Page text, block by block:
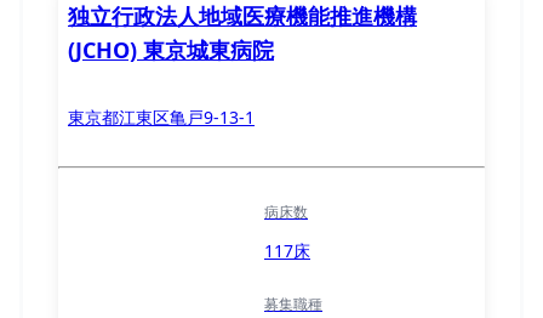
独立行政法人地域医療機能推進機構
(JCHO) 東京城東病院
東京都江東区亀戸9-13-1
病床数
117床
募集職種